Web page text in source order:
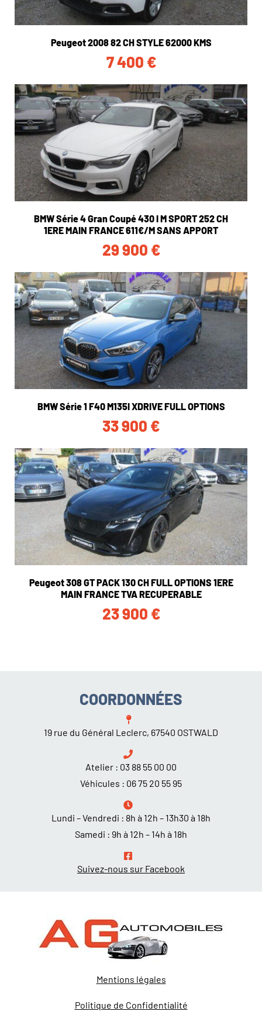
Peugeot 2008 82 CH STYLE 62000 KMS
7 400 €
BMW Série 4 Gran Coupé 430 I M SPORT 252 CH
1ERE MAIN FRANCE 611€/M SANS APPORT
29 900 €
BMW Série 1 F40 M135I XDRIVE FULL OPTIONS
33 900 €
Peugeot 308 GT PACK 130 CH FULL OPTIONS 1ERE
MAIN FRANCE TVA RECUPERABLE
23 900 €
COORDONNÉES
19 rue du Général Leclerc, 67540 OSTWALD
Atelier : 03 88 55 00 00
Véhicules : 06 75 20 55 95
Lundi – Vendredi : 8h à 12h – 13h30 à 18h
Samedi : 9h à 12h – 14h à 18h
Suivez-nous sur Facebook
Mentions légales
Politique de Confidentialité